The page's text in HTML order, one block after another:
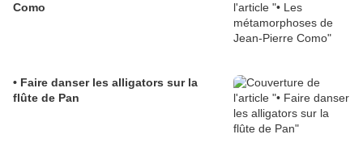
Como
• Faire danser les alligators sur la
flûte de Pan